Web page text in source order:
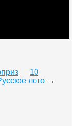
10
лото →